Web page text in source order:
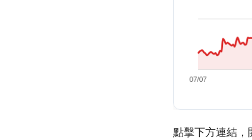
點擊下方連結，